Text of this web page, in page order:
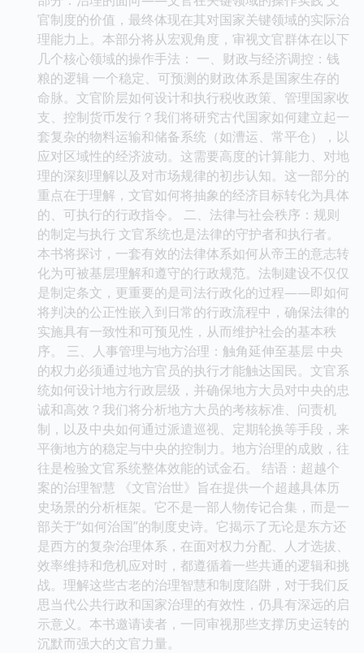
官制度的价值，最终体现在其对国家关键领域的实际治
理能力上。本部分将从宏观角度，审视文官群体在以下
几个核心领域的操作手法： 一、财政与经济调控：钱
粮的逻辑 一个稳定、可预测的财政体系是国家生存的
命脉。文官阶层如何设计和执行税收政策、管理国家收
支、控制货币发行？我们将研究古代国家如何建立起一
套复杂的物料运输和储备系统（如漕运、常平仓），以
应对区域性的经济波动。这需要高度的计算能力、对地
理的深刻理解以及对市场规律的初步认知。这一部分的
重点在于理解，文官如何将抽象的经济目标转化为具体
的、可执行的行政指令。 二、法律与社会秩序：规则
的制定与执行 文官系统也是法律的守护者和执行者。
本书将探讨，一套有效的法律体系如何从帝王的意志转
化为可被基层理解和遵守的行政规范。法制建设不仅仅
是制定条文，更重要的是司法行政化的过程——即如何
将判决的公正性嵌入到日常的行政流程中，确保法律的
实施具有一致性和可预见性，从而维护社会的基本秩
序。 三、人事管理与地方治理：触角延伸至基层 中央
的权力必须通过地方官员的执行才能触达国民。文官系
统如何设计地方行政层级，并确保地方大员对中央的忠
诚和高效？我们将分析地方大员的考核标准、问责机
制，以及中央如何通过派遣巡视、定期轮换等手段，来
平衡地方的稳定与中央的控制力。地方治理的成败，往
往是检验文官系统整体效能的试金石。 结语：超越个
案的治理智慧 《文官治世》旨在提供一个超越具体历
史场景的分析框架。它不是一部人物传记合集，而是一
部关于“如何治国”的制度史诗。它揭示了无论是东方还
是西方的复杂治理体系，在面对权力分配、人才选拔、
效率维持和危机应对时，都遵循着一些共通的逻辑和挑
战。理解这些古老的治理智慧和制度陷阱，对于我们反
思当代公共行政和国家治理的有效性，仍具有深远的启
示意义。本书邀请读者，一同审视那些支撑历史运转的
沉默而强大的文官力量。